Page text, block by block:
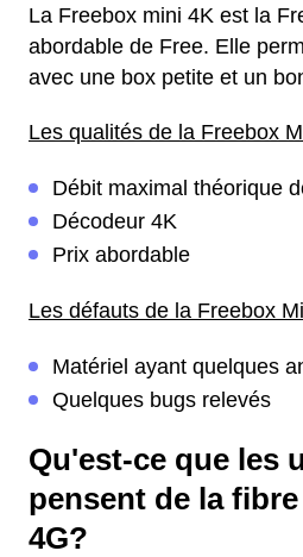
La Freebox mini 4K est la
abordable de Free. Elle
avec une box petite et un
Les qualités de la Freebox
Débit maximal théorique
Décodeur 4K
Prix abordable
Les défauts de la Freebox
Matériel ayant quelques
Quelques bugs relevés
Qu'est-ce que les
pensent de la
4G?